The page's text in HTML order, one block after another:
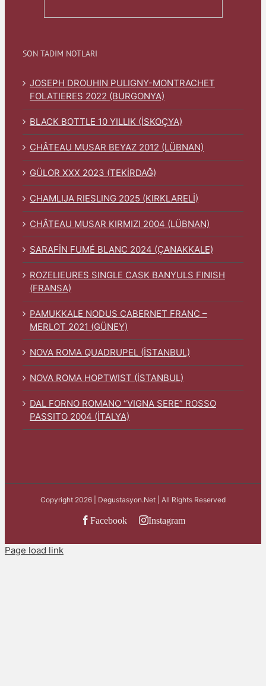
SON TADIM NOTLARI
JOSEPH DROUHIN PULIGNY-MONTRACHET
FOLATIERES 2022 (BURGONYA)
BLACK BOTTLE 10 YILLIK (İSKOÇYA)
CHÂTEAU MUSAR BEYAZ 2012 (LÜBNAN)
GÜLOR XXX 2023 (TEKİRDAĞ)
CHAMLIJA RIESLING 2025 (KIRKLARELİ)
CHÂTEAU MUSAR KIRMIZI 2004 (LÜBNAN)
SARAFİN FUMÉ BLANC 2024 (ÇANAKKALE)
ROZELIEURES SINGLE CASK BANYULS FINISH
(FRANSA)
PAMUKKALE NODUS CABERNET FRANC –
MERLOT 2021 (GÜNEY)
NOVA ROMA QUADRUPEL (İSTANBUL)
NOVA ROMA HOPTWIST (İSTANBUL)
DAL FORNO ROMANO “VIGNA SERE” ROSSO
PASSITO 2004 (İTALYA)
Copyright 2026 | Degustasyon.Net | All Rights Reserved
Facebook Instagram
Page load link